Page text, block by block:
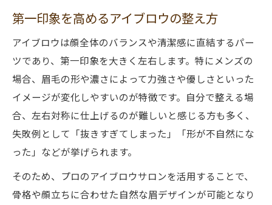
第一印象を高めるアイブロウの整え方
アイブロウは顔全体のバランスや清潔感に直結するパー
ツであり、第一印象を大きく左右します。特にメンズの
場合、眉毛の形や濃さによって力強さや優しさといった
イメージが変化しやすいのが特徴です。自分で整える場
合、左右対称に仕上げるのが難しいと感じる方も多く、
失敗例として「抜きすぎてしまった」「形が不自然にな
った」などが挙げられます。
そのため、プロのアイブロウサロンを活用することで、
骨格や顔立ちに合わせた自然な眉デザインが可能となり